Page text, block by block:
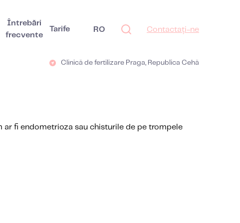
Întrebări
frecvente
Tarife RO Contactați-ne
Clinică de fertilizare Praga, Republica Cehă
fi endometrioza sau chisturile de pe trompele